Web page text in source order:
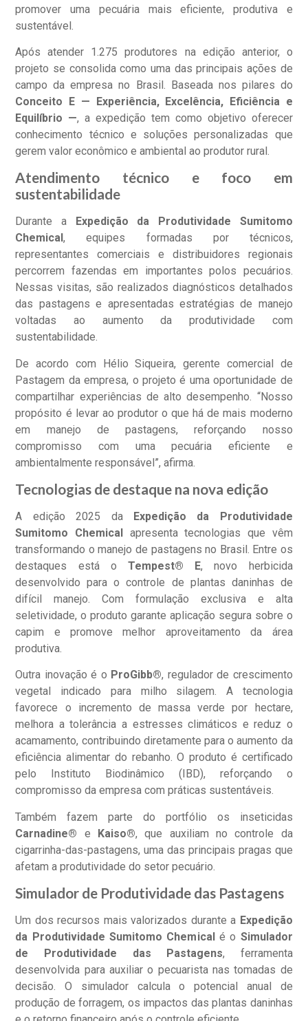
promover uma pecuária mais eficiente, produtiva e
sustentável.
Após atender 1.275 produtores na edição anterior, o
projeto se consolida como uma das principais ações de
campo da empresa no Brasil. Baseada nos pilares do
Conceito E — Experiência, Excelência, Eficiência e
Equilíbrio —, a expedição tem como objetivo oferecer
conhecimento técnico e soluções personalizadas que
gerem valor econômico e ambiental ao produtor rural.
Atendimento técnico e foco em
sustentabilidade
Durante a
Expedição da Produtividade Sumitomo
Chemical, equipes formadas por técnicos,
representantes comerciais e distribuidores regionais
percorrem fazendas em importantes polos pecuários.
Nessas visitas, são realizados diagnósticos detalhados
das pastagens e apresentadas estratégias de manejo
voltadas ao aumento da produtividade com
sustentabilidade.
De acordo com Hélio Siqueira, gerente comercial de
Pastagem da empresa, o projeto é uma oportunidade de
compartilhar experiências de alto desempenho. “Nosso
propósito é levar ao produtor o que há de mais moderno
em manejo de pastagens, reforçando nosso
compromisso com uma pecuária eficiente e
ambientalmente responsável”, afirma.
Tecnologias de destaque na nova edição
A edição 2025 da Expedição da Produtividade
Sumitomo Chemical apresenta tecnologias que vêm
transformando o manejo de pastagens no Brasil. Entre os
destaques está o Tempest® E, novo herbicida
desenvolvido para o controle de plantas daninhas de
difícil manejo. Com formulação exclusiva e alta
seletividade, o produto garante aplicação segura sobre o
capim e promove melhor aproveitamento da área
produtiva.
Outra inovação é o ProGibb®, regulador de crescimento
vegetal indicado para milho silagem. A tecnologia
favorece o incremento de massa verde por hectare,
melhora a tolerância a estresses climáticos e reduz o
acamamento, contribuindo diretamente para o aumento da
eficiência alimentar do rebanho. O produto é certificado
pelo Instituto Biodinâmico (IBD), reforçando o
compromisso da empresa com práticas sustentáveis.
Também fazem parte do portfólio os inseticidas
Carnadine® e Kaiso®, que auxiliam no controle da
cigarrinha-das-pastagens, uma das principais pragas que
afetam a produtividade do setor pecuário.
Simulador de Produtividade das Pastagens
Um dos recursos mais valorizados durante a Expedição
da Produtividade Sumitomo Chemical é o Simulador
de Produtividade das Pastagens, ferramenta
desenvolvida para auxiliar o pecuarista nas tomadas de
decisão. O simulador calcula o potencial anual de
produção de forragem, os impactos das plantas daninhas